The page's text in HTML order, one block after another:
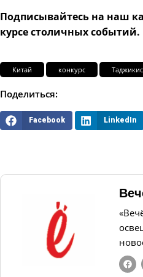
Подписывайтесь на наш
курсе столичных событий.
Китай конкурс
Поделиться:
Facebook LinkedIn